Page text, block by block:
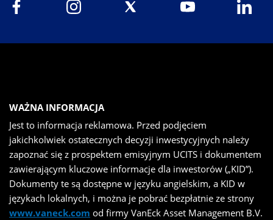
WAŻNA INFORMACJA
Jest to informacja reklamowa. Przed podjęciem
jakichkolwiek ostatecznych decyzji inwestycyjnych należy
zapoznać się z prospektem emisyjnym UCITS i dokumentem
zawierającym kluczowe informacje dla inwestorów („KID”).
Dokumenty te są dostępne w języku angielskim, a KID w
językach lokalnych, i można je pobrać bezpłatnie ze strony
www.vaneck.com od firmy VanEck Asset Management B.V.